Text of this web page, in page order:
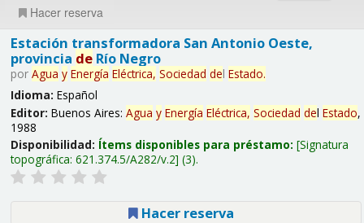
Hacer reserva
Estación transformadora San Antonio Oeste,
provincia deRío Negro
por Agua y Energía Eléctrica, Sociedad del Estado.
Idioma: Español
Editor: Buenos Aires: Agua y Energía Eléctrica, Sociedad del Estado,
1988
Disponibilidad: Ítems disponibles para préstamo: Signatura
topográfica: 621.374.5/A282/v.2 (3).
Hacer reserva